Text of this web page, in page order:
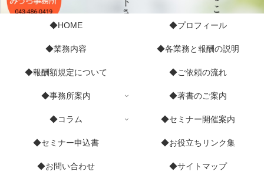
◆HOME ◆プロフィール
◆業務内容 ◆各業務と報酬の説明
◆報酬額規定について ◆ご依頼の流れ
◆事務所案内 ◆著書のご案内
◆コラム ◆セミナー開催案内
◆セミナー申込書 ◆お役立ちリンク集
◆お問い合わせ ◆サイトマップ